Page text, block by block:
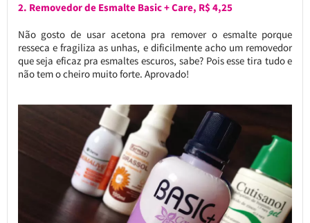
2. Removedor de Esmalte Basic + Care, R$ 4,25
Não gosto de usar acetona pra remover o esmalte porque
resseca e fragiliza as unhas, e dificilmente acho um removedor
que seja eficaz pra esmaltes escuros, sabe? Pois esse tira tudo e
não tem o cheiro muito forte. Aprovado!